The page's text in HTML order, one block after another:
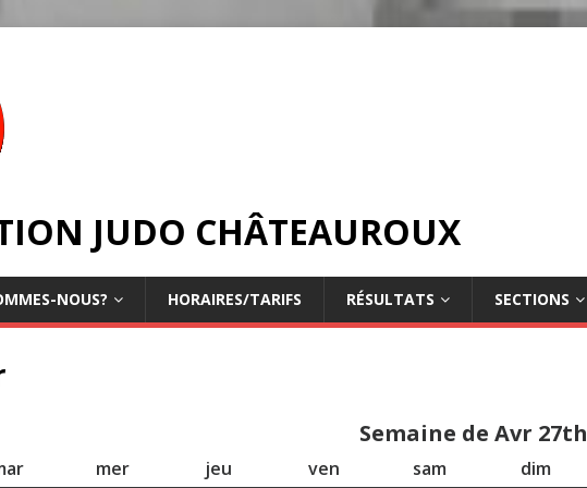
JUDO CHÂTEAUROUX
NOUS? HORAIRES/TARIFS RÉSULTATS SECTIONS
Semaine de Avr 27th
mer jeu ven sam dim